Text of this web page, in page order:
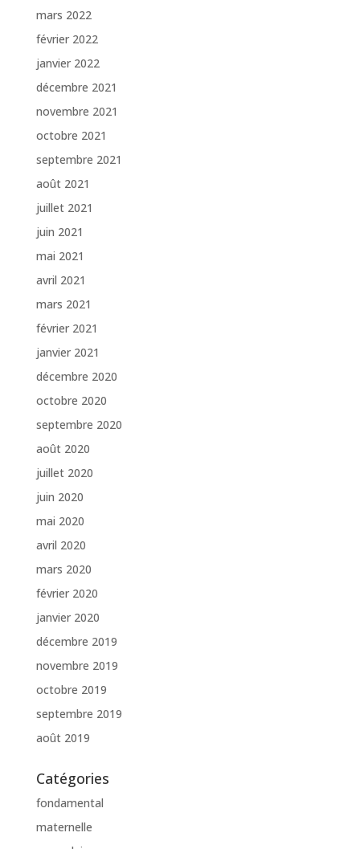
mars 2022
février 2022
janvier 2022
décembre 2021
novembre 2021
octobre 2021
septembre 2021
août 2021
juillet 2021
juin 2021
mai 2021
avril 2021
mars 2021
février 2021
janvier 2021
décembre 2020
octobre 2020
septembre 2020
août 2020
juillet 2020
juin 2020
mai 2020
avril 2020
mars 2020
février 2020
janvier 2020
décembre 2019
novembre 2019
octobre 2019
septembre 2019
août 2019
Catégories
fondamental
maternelle